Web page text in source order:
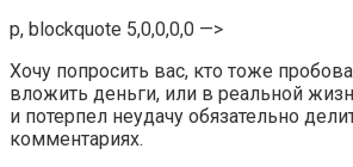
p, blockquote 5,0,0,0,0 —>
Хочу попросить вас, кто тоже
вложить деньги, или в реальной
и потерпел неудачу обязательно
комментариях.